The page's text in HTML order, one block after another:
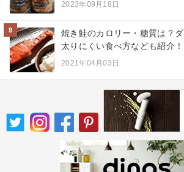
2023年09月18日
9
焼き鮭のカロリー・糖質は？
太りにくい食べ方なども紹介！
2021年04月03日